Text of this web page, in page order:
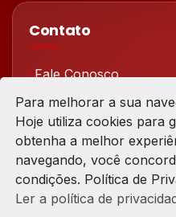
Contato
Fale Conosco
Redes Sociais
Para melhorar a sua
Hoje utiliza cookies para
obtenha a melhor
navegando, você
condições. Política de
Ler a política de